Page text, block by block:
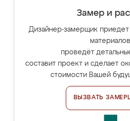
Замер и
Дизайнер-замерщик приедет
проведёт
составит проект и сделает
стоимости Вашей
ВЫЗВАТЬ